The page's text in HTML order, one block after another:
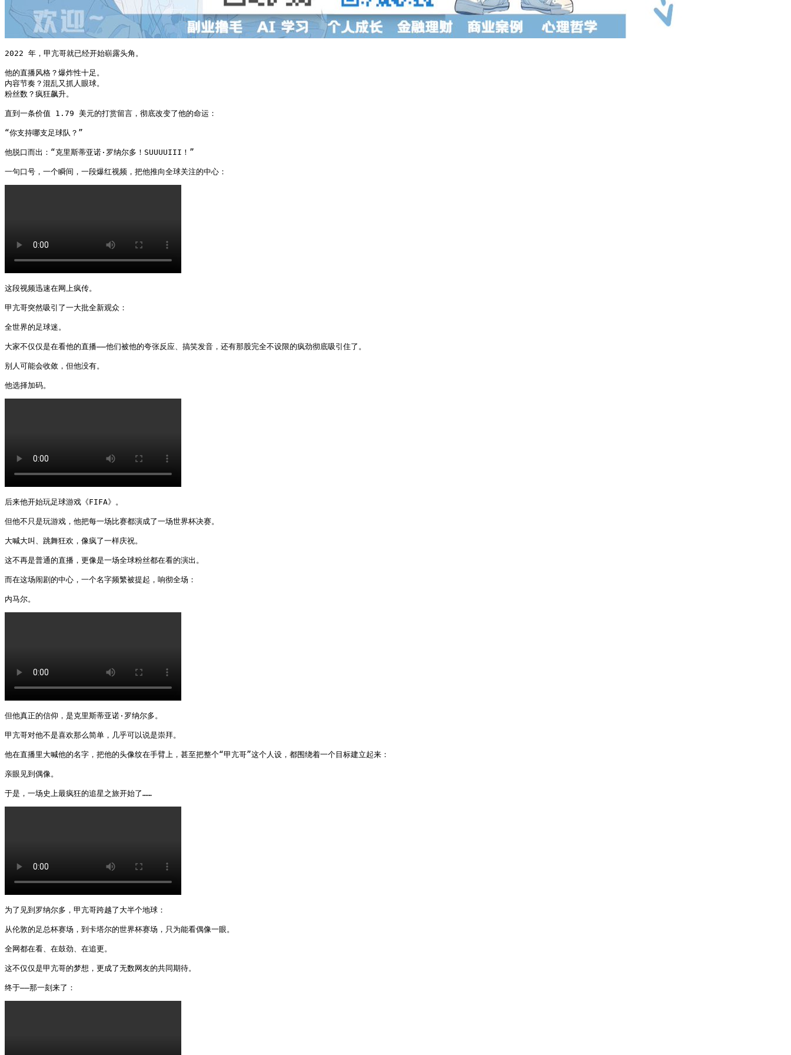
2022 年，甲亢哥就已经开始崭露头角。
他的直播风格？爆炸性十足。
内容节奏？混乱又抓人眼球。
粉丝数？疯狂飙升。
直到一条价值 1.79 美元的打赏留言，彻底改变了他的命运：
“你支持哪支足球队？”
他脱口而出：“克里斯蒂亚诺·罗纳尔多！SUUUUIII！”
一句口号，一个瞬间，一段爆红视频，把他推向全球关注的中心：
这段视频迅速在网上疯传。
甲亢哥突然吸引了一大批全新观众：
全世界的足球迷。
大家不仅仅是在看他的直播——他们被他的夸张反应、搞笑发音，还有那股完全不设限的疯劲彻底吸引住了。
别人可能会收敛，但他没有。
他选择加码。
后来他开始玩足球游戏《FIFA》。
但他不只是玩游戏，他把每一场比赛都演成了一场世界杯决赛。
大喊大叫、跳舞狂欢，像疯了一样庆祝。
这不再是普通的直播，更像是一场全球粉丝都在看的演出。
而在这场闹剧的中心，一个名字频繁被提起，响彻全场：
内马尔。
但他真正的信仰，是克里斯蒂亚诺·罗纳尔多。
甲亢哥对他不是喜欢那么简单，几乎可以说是崇拜。
他在直播里大喊他的名字，把他的头像纹在手臂上，甚至把整个“甲亢哥”这个人设，都围绕着一个目标建立起来：
亲眼见到偶像。
于是，一场史上最疯狂的追星之旅开始了……
为了见到罗纳尔多，甲亢哥跨越了大半个地球：
从伦敦的足总杯赛场，到卡塔尔的世界杯赛场，只为能看偶像一眼。
全网都在看、在鼓劲、在追更。
这不仅仅是甲亢哥的梦想，更成了无数网友的共同期待。
终于——那一刻来了：